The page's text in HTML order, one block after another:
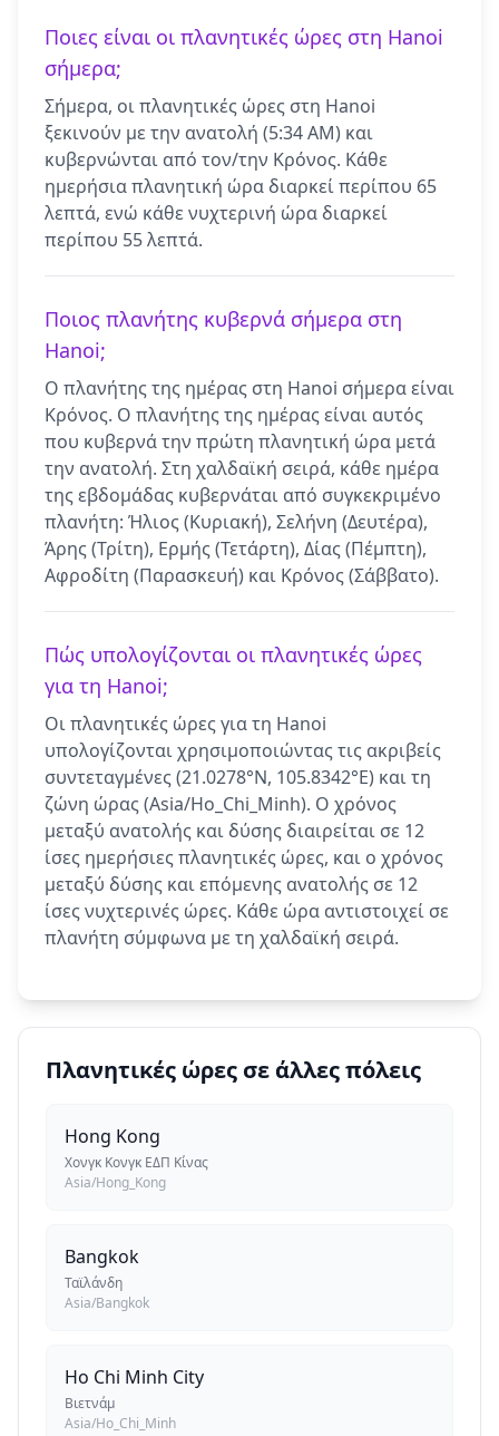
Ποιες είναι οι πλανητικές ώρες στη Hanoi
σήμερα;
Σήμερα, οι πλανητικές ώρες στη Hanoi
ξεκινούν με την ανατολή (5:34 AM) και
κυβερνώνται από τον/την Κρόνος. Κάθε
ημερήσια πλανητική ώρα διαρκεί περίπου 65
λεπτά, ενώ κάθε νυχτερινή ώρα διαρκεί
περίπου 55 λεπτά.
Ποιος πλανήτης κυβερνά σήμερα στη
Hanoi;
Ο πλανήτης της ημέρας στη Hanoi σήμερα είναι
Κρόνος. Ο πλανήτης της ημέρας είναι αυτός
που κυβερνά την πρώτη πλανητική ώρα μετά
την ανατολή. Στη χαλδαϊκή σειρά, κάθε ημέρα
της εβδομάδας κυβερνάται από συγκεκριμένο
πλανήτη: Ήλιος (Κυριακή), Σελήνη (Δευτέρα),
Άρης (Τρίτη), Ερμής (Τετάρτη), Δίας (Πέμπτη),
Αφροδίτη (Παρασκευή) και Κρόνος (Σάββατο).
Πώς υπολογίζονται οι πλανητικές ώρες
για τη Hanoi;
Οι πλανητικές ώρες για τη Hanoi
υπολογίζονται χρησιμοποιώντας τις ακριβείς
συντεταγμένες (21.0278°N, 105.8342°E) και τη
ζώνη ώρας (Asia/Ho_Chi_Minh). Ο χρόνος
μεταξύ ανατολής και δύσης διαιρείται σε 12
ίσες ημερήσιες πλανητικές ώρες, και ο χρόνος
μεταξύ δύσης και επόμενης ανατολής σε 12
ίσες νυχτερινές ώρες. Κάθε ώρα αντιστοιχεί σε
πλανήτη σύμφωνα με τη χαλδαϊκή σειρά.
Πλανητικές ώρες σε άλλες πόλεις
Hong Kong
Χονγκ Κονγκ ΕΔΠ Κίνας
Asia/Hong_Kong
Bangkok
Ταϊλάνδη
Asia/Bangkok
Ho Chi Minh City
Βιετνάμ
Asia/Ho_Chi_Minh